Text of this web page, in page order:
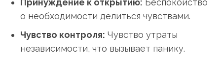
Принуждение к открытию: Беспокойство
о необходимости делиться чувствами.
Чувство контроля: Чувство утраты
независимости, что вызывает панику.